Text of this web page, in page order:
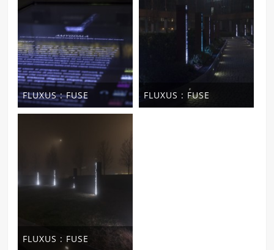
FLUXUS : FUSE FLUXUS : FUSE
FLUXUS : FUSE